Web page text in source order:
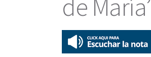
de María’